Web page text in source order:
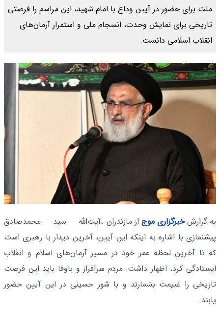
ملت برای حضور در آیین وداع با امام شهید، این مراسم را فرصتی
تاریخی برای نمایش وحدت، انسجام ملی و استمرار آرمان‌های
انقلاب اسلامی دانست.
به گزارشخبرگزاری موج از مازندران ،آیت‌الله سید محمدصادق
پیشنمازی با اشاره به اینکه این آیین، آخرین دیدار با رهبری است
که تا آخرین لحظه عمر خود در مسیر آرمان‌های اسلام و انقلاب
ایستادگی کرد، اظهار داشت: مردم سرافراز و باوفا باید این فرصت
تاریخی را غنیمت بشمارند و با شور حسینی در این آیین حضور
یابند.